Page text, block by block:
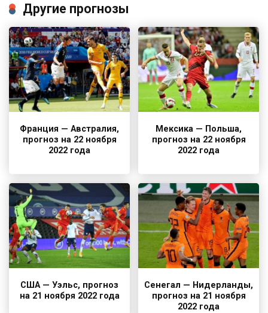
Другие прогнозы
Франция — Австралия,
прогноз на 22 ноября
2022 года
Мексика — Польша,
прогноз на 22 ноября
2022 года
США — Уэльс, прогноз
на 21 ноября 2022 года
Сенегал — Нидерланды,
прогноз на 21 ноября
2022 года